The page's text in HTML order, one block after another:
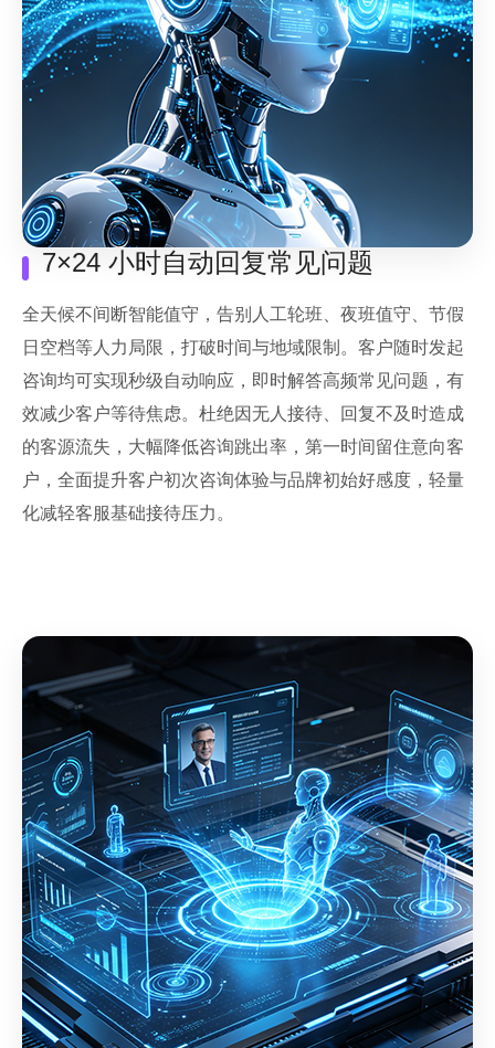
7×24 小时自动回复常见问题
全天候不间断智能值守，告别人工轮班、夜班值守、节假
日空档等人力局限，打破时间与地域限制。客户随时发起
咨询均可实现秒级自动响应，即时解答高频常见问题，有
效减少客户等待焦虑。杜绝因无人接待、回复不及时造成
的客源流失，大幅降低咨询跳出率，第一时间留住意向客
户，全面提升客户初次咨询体验与品牌初始好感度，轻量
化减轻客服基础接待压力。